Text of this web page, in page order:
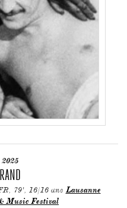
79', 16/16 ans Lausanne
Music Festival